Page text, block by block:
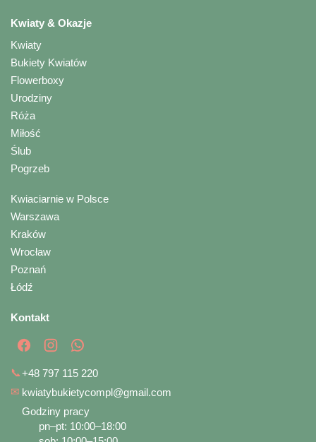
Kwiaty & Okazje
Kwiaty
Bukiety Kwiatów
Flowerboxy
Urodziny
Róża
Miłość
Ślub
Pogrzeb
Kwiaciarnie w Polsce
Warszawa
Kraków
Wrocław
Poznań
Łódź
Kontakt
📞+48 797 115 220
✉ kwiatybukietycompl@gmail.com
Godziny pracy
pn–pt: 10:00–18:00